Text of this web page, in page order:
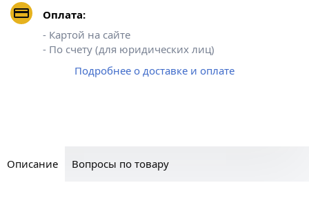
Оплата:
- Картой на сайте
- По счету (для юридических лиц)
Подробнее о доставке и оплате
Описание Вопросы по товару